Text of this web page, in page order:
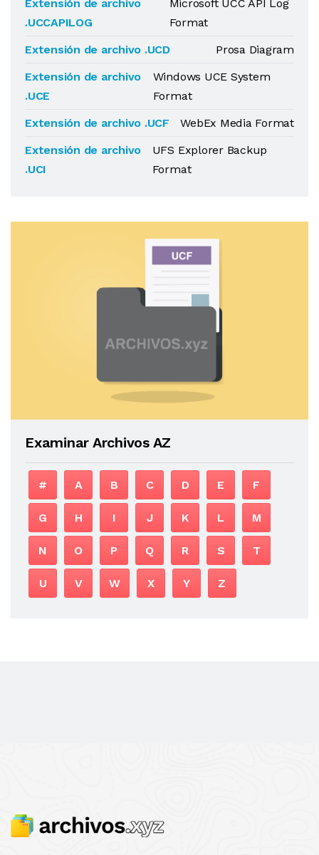
Extensión de archivo
.UCCAPILOG
Microsoft UCC API Log
Format
Extensión de archivo .UCD
Prosa Diagram
Extensión de archivo
.UCE
Windows UCE System
Format
Extensión de archivo .UCF
WebEx Media Format
Extensión de archivo
.UCI
UFS Explorer Backup
Format
Examinar Archivos AZ
# A B C D E F
G H I J K L M
N O P Q R S T
U V W X Y Z